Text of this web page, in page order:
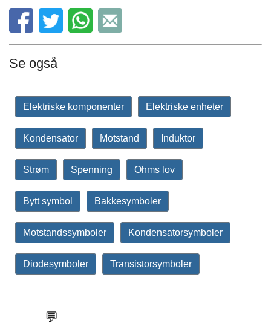
Se også
Elektriske komponenter Elektriske enheter
Kondensator Motstand Induktor
Strøm Spenning Ohms lov
Bytt symbol Bakkesymboler
Motstandssymboler Kondensatorsymboler
Diodesymboler Transistorsymboler
💬